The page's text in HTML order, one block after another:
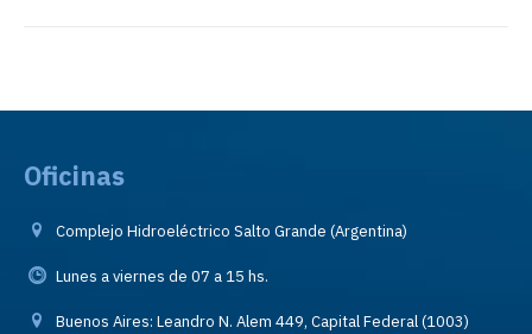
Oficinas
Complejo Hidroeléctrico Salto Grande (Argentina)
Lunes a viernes de 07 a 15 hs.
Buenos Aires: Leandro N. Alem 449, Capital Federal (1003)